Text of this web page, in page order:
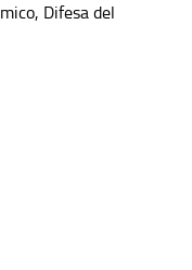
Difesa del